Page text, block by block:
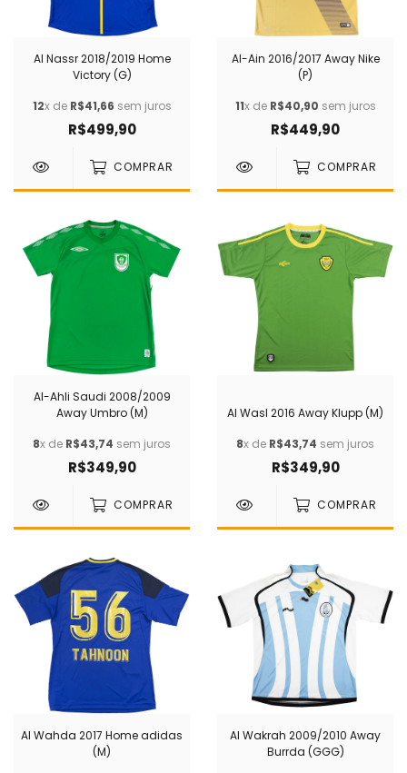
Al Nassr 2018/2019 Home
Victory (G)
12x de R$41,66 sem juros
R$499,90
COMPRAR
Al-Ain 2016/2017 Away Nike
(P)
11x de R$40,90 sem juros
R$449,90
COMPRAR
Al-Ahli Saudi 2008/2009
Away Umbro (M)
8x de R$43,74 sem juros
R$349,90
COMPRAR
Al Wasl 2016 Away Klupp (M)
8x de R$43,74 sem juros
R$349,90
COMPRAR
Al Wahda 2017 Home adidas
(M)
Al Wakrah 2009/2010 Away
Burrda (GGG)